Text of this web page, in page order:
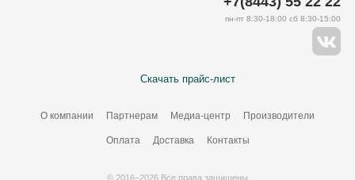
Скачать прайс-лист
О компании Партнерам Медиа-центр Производители
Оплата Доставка Контакты
пн-пт 8:30-18:00 сб 8:30-15:00
© 2016–2026 Все права защищены